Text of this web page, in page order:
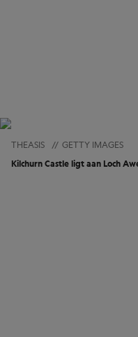
THEASIS // GETTY IMAGES
Kilchurn Castle ligt aan Loch